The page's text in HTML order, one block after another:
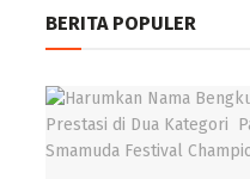
BERITA POPULER